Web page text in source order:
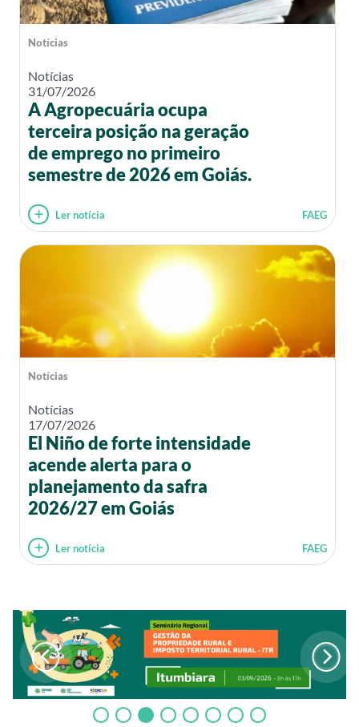
Notícias
Notícias
31/07/2026
A Agropecuária ocupa
terceira posição na geração
de emprego no primeiro
semestre de 2026 em Goiás.
Ler notícia FAEG
Notícias
Notícias
17/07/2026
El Niño de forte intensidade
acende alerta para o
planejamento da safra
2026/27 em Goiás
Ler notícia FAEG